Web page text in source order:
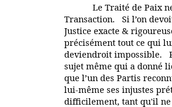
Le Traité de Paix ne
Transaction. Si l’on
Justice exacte &
précisément tout ce qui
deviendroit impossible.
sujet même qui a donné
que l’un des Partis
lui-même ses injustes
difficilement, tant qu'il